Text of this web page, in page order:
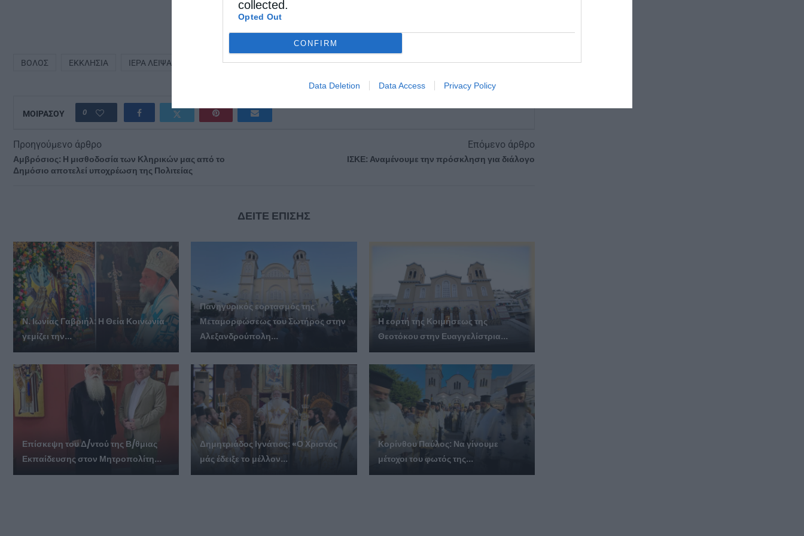
collected.
Opted Out
CONFIRM
Data Deletion Data Access Privacy Policy
ΒΌΛΟΣ ΕΚΚΛΗΣΊΑ ΙΕΡΆ ΛΕΊΨΑΝΑ
ΜΟΙΡΑΣΟΥ 0
Προηγούμενο άρθρο
Αμβρόσιος: Η μισθοδοσία των Κληρικών μας από το
Δημόσιο αποτελεί υποχρέωση της Πολιτείας
Επόμενο άρθρο
ΙΣΚΕ: Αναμένουμε την πρόσκληση για διάλογο
ΔΕΙΤΕ ΕΠΙΣΗΣ
Ν. Ιωνίας Γαβριήλ: Η Θεία Κοινωνία
γεμίζει την...
Πανηγυρικός εορτασμός της
Μεταμορφώσεως του Σωτήρος στην
Αλεξανδρούπολη...
Η εορτή της Κοιμήσεως της
Θεοτόκου στην Ευαγγελίστρια...
Επίσκεψη του Δ/ντού της Β/θμιας
Εκπαίδευσης στον Μητροπολίτη...
Δημητριάδος Ιγνάτιος: «Ο Χριστός
μάς έδειξε το μέλλον...
Κορίνθου Παύλος: Να γίνουμε
μέτοχοι του φωτός της...